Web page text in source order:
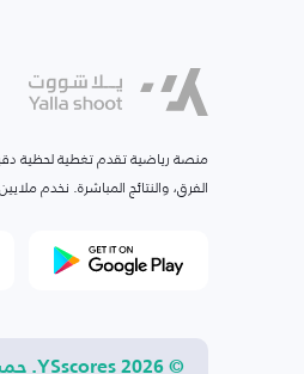
منصة رياضية تقدم تغطية لحظية
الفرق، والنتائج المباشرة. نخدم
© 2026 YSscores. جميع الحقوق محفوظة.